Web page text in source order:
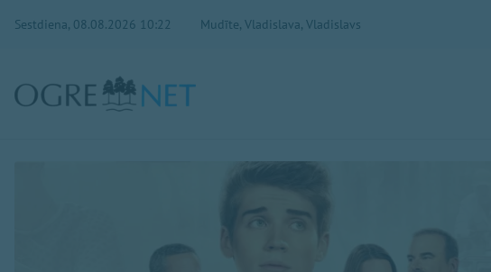
Sestdiena, 08.08.2026 10:22 Mudīte, Vladislava, Vladislavs